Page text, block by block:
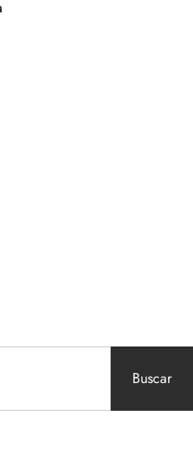
Buscar